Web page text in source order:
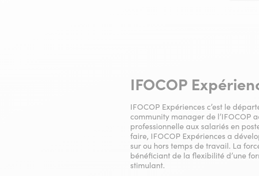
IFOCOP
IFOCOP Expériences c’est le
community manager de l’IFOCOP
professionnelle aux salariés en
faire, IFOCOP Expériences a
sur ou hors temps de travail. La
bénéficiant de la flexibilité d’une
stimulant.